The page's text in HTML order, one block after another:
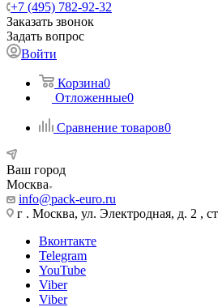
+7 (495) 782-92-32
Заказать звонок
Задать вопрос
Войти
Корзина0
Отложенные0
Сравнение товаров0
Ваш город
Москва
info@pack-euro.ru
г . Москва, ул. Электродная, д. 2 ,
Вконтакте
Telegram
YouTube
Viber
Viber